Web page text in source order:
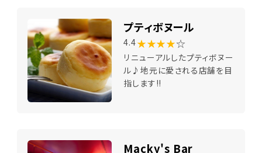
プティボヌール
4.4★★★★☆
リニューアルしたプティボヌー
ル♪地元に愛される店舗を目
指します!!
Macky's Bar